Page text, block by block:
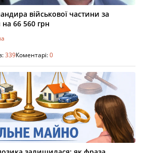
військової частини за
66 560 грн
339Коментарі:0